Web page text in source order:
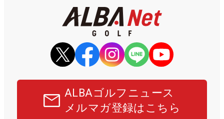
ALBAゴルフニュース
メルマガ登録はこちら